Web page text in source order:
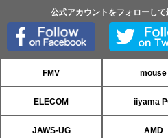
公式アカウントをフォローし
FMV mouse
ELECOM iiyama
JAWS-UG AMD